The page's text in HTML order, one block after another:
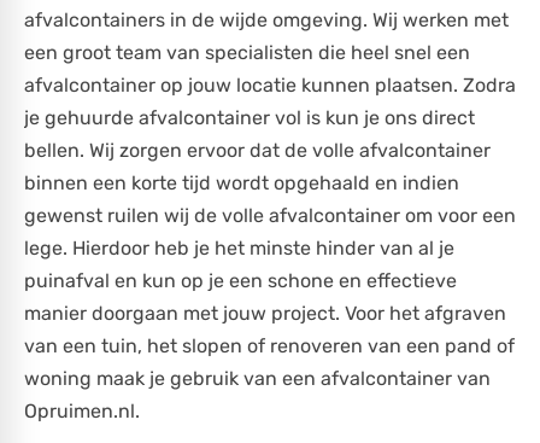
afvalcontainers in de wijde omgeving. Wij werken met
een groot team van specialisten die heel snel een
afvalcontainer op jouw locatie kunnen plaatsen. Zodra
je gehuurde afvalcontainer vol is kun je ons direct
bellen. Wij zorgen ervoor dat de volle afvalcontainer
binnen een korte tijd wordt opgehaald en indien
gewenst ruilen wij de volle afvalcontainer om voor een
lege. Hierdoor heb je het minste hinder van al je
puinafval en kun op je een schone en effectieve
manier doorgaan met jouw project. Voor het afgraven
van een tuin, het slopen of renoveren van een pand of
woning maak je gebruik van een afvalcontainer van
Opruimen.nl.